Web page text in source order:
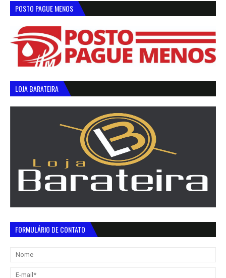
POSTO PAGUE MENOS
LOJA BARATEIRA
FORMULÁRIO DE CONTATO